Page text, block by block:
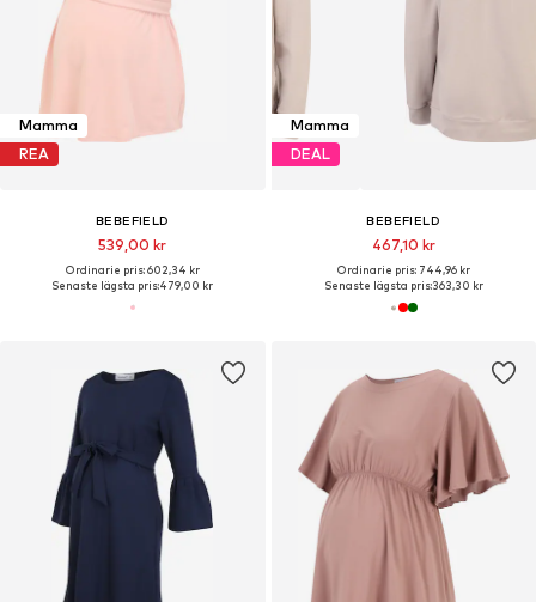
Mamma
REA
BEBEFIELD
539,00 kr
Ordinarie pris: 602,34 kr
Senaste lägsta pris:479,00 kr
Mamma
DEAL
BEBEFIELD
467,10 kr
Ordinarie pris: 744,96 kr
Senaste lägsta pris:363,30 kr